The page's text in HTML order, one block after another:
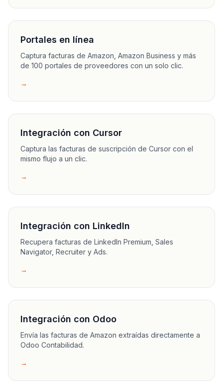
Portales en línea
Captura facturas de Amazon, Amazon Business y más
de 100 portales de proveedores con un solo clic.
→
Integración con Cursor
Captura las facturas de suscripción de Cursor con el
mismo flujo a un clic.
→
Integración con LinkedIn
Recupera facturas de LinkedIn Premium, Sales
Navigator, Recruiter y Ads.
→
Integración con Odoo
Envía las facturas de Amazon extraídas directamente a
Odoo Contabilidad.
→